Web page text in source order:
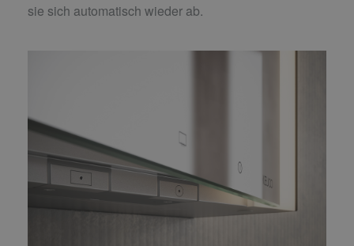
sie sich automatisch wieder ab.